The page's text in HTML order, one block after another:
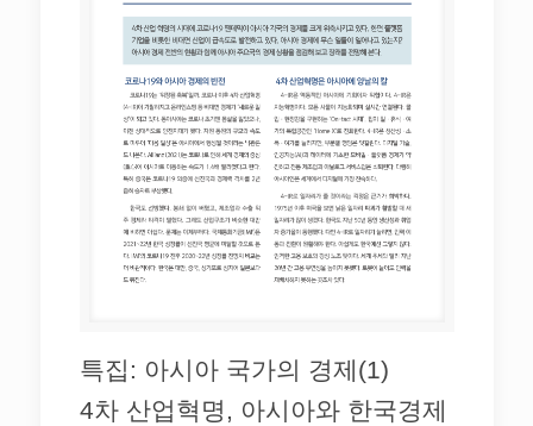
특집: 아시아 국가의 경제(1)
4차 산업혁명, 아시아와 한국경제